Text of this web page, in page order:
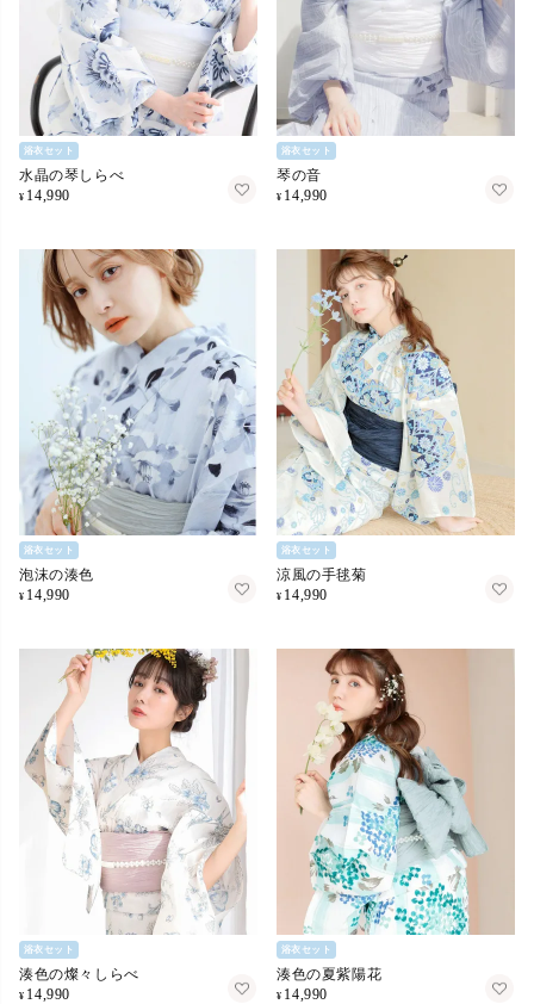
浴衣セット
水晶の琴しらべ
¥ 14,990
浴衣セット
琴の音
¥ 14,990
浴衣セット
泡沫の湊色
¥ 14,990
浴衣セット
涼風の手毬菊
¥ 14,990
浴衣セット
湊色の燦々しらべ
¥ 14,990
浴衣セット
湊色の夏紫陽花
¥ 14,990